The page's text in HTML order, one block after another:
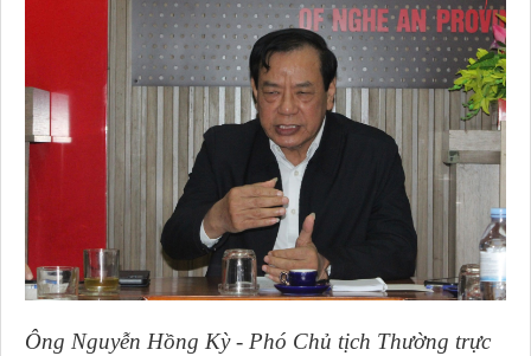
Ông Nguyễn Hồng Kỳ - Phó Chủ tịch Thường trực